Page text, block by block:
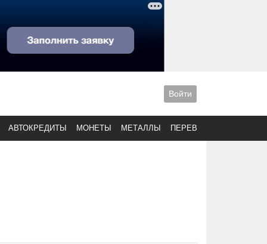
Войти
АВТОКРЕДИТЫ МОНЕТЫ МЕТАЛЛЫ ПЕРЕВОДЫ